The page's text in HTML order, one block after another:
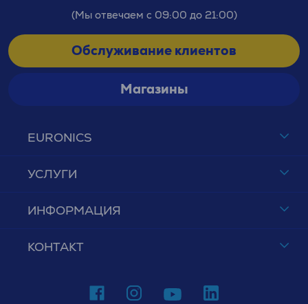
EURONICS
УСЛУГИ
ИНФОРМАЦИЯ
КОНТАКТ
(Мы отвечаем с 09:00 до 21:00)
Обслуживание клиентов
Магазины